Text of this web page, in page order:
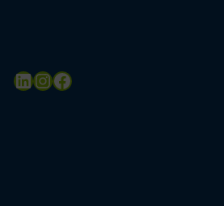
LinkedIn
Instagram
Facebook